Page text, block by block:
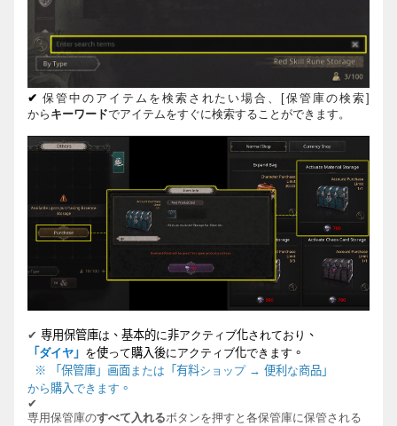
✔ 保管中のアイテムを 検 索 されたい場合、 [保管庫の検索]
から キーワー ドでアイテムをすぐに検索することができます。
✔ 専用保管庫は 、基本的に非アクティブ化されており 、
「 ダイヤ 」 を使って購入後にアクティブ化できます 。
※
「保管庫」 画面 または 「有料ショップ→ 便利 な商品」
から 購入できます 。
✔
専用保管庫のすべて入れるボタンを押すと各保管庫に保管される